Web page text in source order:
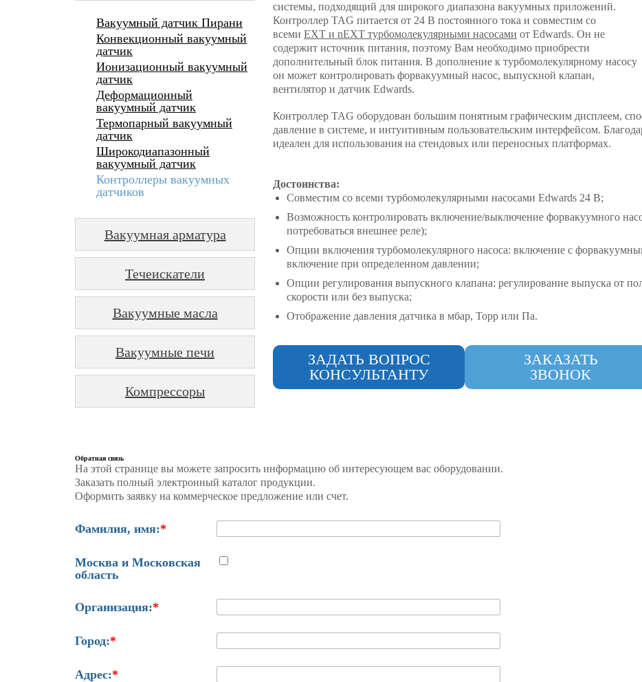
Вакуумный датчик Пирани
Конвекционный вакуумный
датчик
Ионизационный вакуумный
датчик
Деформационный
вакуумный датчик
Термопарный вакуумный
датчик
Широкодиапазонный
вакуумный датчик
Контроллеры вакуумных
датчиков
Вакуумная арматура
Течеискатели
Вакуумные масла
Вакуумные печи
Компрессоры
системы, подходящий для широкого диапазона вакуумных приложений.
Контроллер TAG питается от 24 В постоянного тока и совместим со
всеми EXT и nEXT турбомолекулярными насосами от Edwards. Он не
содержит источник питания, поэтому Вам необходимо приобрести
дополнительный блок питания. В дополнение к турбомолекулярному насосу
он может контролировать форвакуумный насос, выпускной клапан,
вентилятор и датчик Edwards.
Контроллер TAG оборудован большим понятным графическим дисплеем,
давление в системе, и интуитивным пользовательским интерфейсом.
идеален для использования на стендовых или переносных платформах.
Достоинства:
Совместим со всеми турбомолекулярными насосами Edwards 24 В;
Возможность контролировать включение/выключение форвакуумного
потребоваться внешнее реле);
Опции включения турбомолекулярного насоса: включение с
включение при определенном давлении;
Опции регулирования выпускного клапана: регулирование выпуска от
скорости или без выпуска;
Отображение давления датчика в мбар, Торр или Па.
ЗАДАТЬ ВОПРОС
КОНСУЛЬТАНТУ
ЗАКАЗАТЬ
ЗВОНОК
Обратная связь
На этой странице вы можете запросить информацию об интересующем вас оборудовании.
Заказать полный электронный каталог продукции.
Оформить заявку на коммерческое предложение или счет.
Фамилия, имя:*
Москва и Московская
область
Организация:*
Город:*
Адрес:*